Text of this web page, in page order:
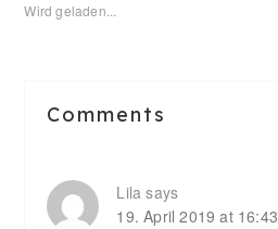
Wird geladen...
Reader
Interactions
Comments
Lila says
19. April 2019 at 16:43